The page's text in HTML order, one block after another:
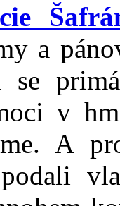
a
se
v
A